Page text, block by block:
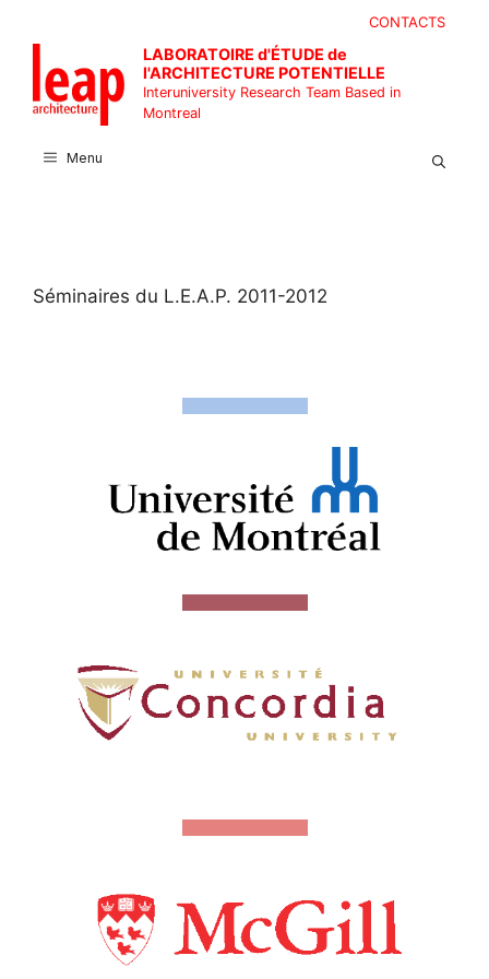
content
CONTACTS
LABORATOIRE d'ÉTUDE de
l'ARCHITECTURE POTENTIELLE
Interuniversity Research Team Based in
Montreal
Menu
Séminaires du L.E.A.P. 2011-2012